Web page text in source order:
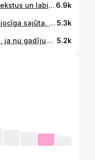
Es katru gadu rakstu gudrus tekstus un labi vien ir. Izlasīju ko es rakstīju pagājušajā gadā. Nepiepildījās 😂 izlasīju ko aizpagājušajā - arī šķibi. Tāpēc, dāmas un kungi, draugi, sekotāji, fani un pārējie. Es sev šogad novēlu to, lai piepildās tas, ko novēlat jūs man 🤓😅 man pašai nesanāk🤷🏼‍♀️🥹😅. Ketija man atsūtīja šito bildi un atrakstīja: “Es tev varu palūgt ielikt sava profila kadu bildi, piem šo un pateikt ka ir 18% atlaide?🥹🫣” Ketijas vārds man ir gandrīz kā likums. Lūdzu, mīļie @loccitanelv draugi💛 lai iet skaistumā💛 6.9k
A jums nebija tāda kā drusku jocīga sajūta, ka man nesen bija fotosesija, bet es katru dienu nelieku jaunu bildi? 😳😅 skaidrs, ka bija! Satraukumam nav pamata! Visam savs laiks! A ir jau pienācis TAS laiks, kad visi sūdzās, ka ir JAU maijs, bet ārā vēl auksts? Drīz es sūdzēšos par karstumu 🙋🏼‍♀️ kā iemācīties nesūdzēties par laikapstākļiem? Kā iemācīties vispār nesūdzēties un pieņemt? Retoroski jautājumi (nav jāatbild)😂 5.3k
Tagad tik moderni iet terapijā, ja nu gadījumā viņa izdomās sūdzēties, ielikšu šo video taimlainā un cerēšu, ka instagram pastāvēs mūžīgi🤌🏻😂 5.2k